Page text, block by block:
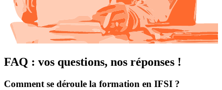
FAQ : vos questions, nos réponses !
Comment se déroule la formation en IFSI ?